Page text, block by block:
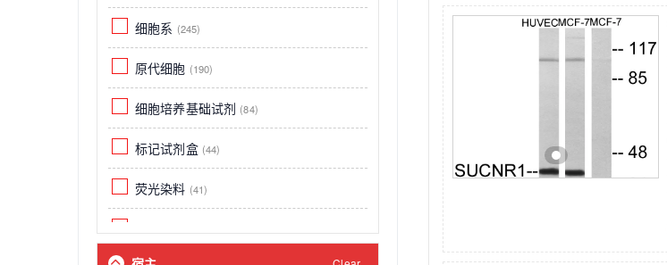
细胞系 (245)
原代细胞 (190)
细胞培养基础试剂 (84)
标记试剂盒 (44)
荧光染料 (41)
Biotin(22)
Other(20)
Bovine(18)
Chikungunya virus (strain Nagpur)
(CHIKV)(12)
Fish(12)